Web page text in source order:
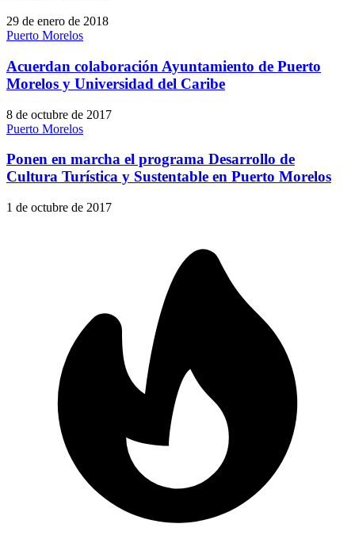
29 de enero de 2018
Puerto Morelos
Acuerdan colaboración Ayuntamiento de Puerto
Morelos y Universidad del Caribe
8 de octubre de 2017
Puerto Morelos
Ponen en marcha el programa Desarrollo de
Cultura Turística y Sustentable en Puerto Morelos
1 de octubre de 2017